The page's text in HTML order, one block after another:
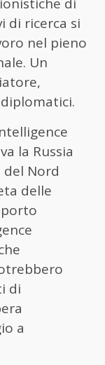
di ricerca si
nel pieno
Un
la Russia
Nord
delle
di
a